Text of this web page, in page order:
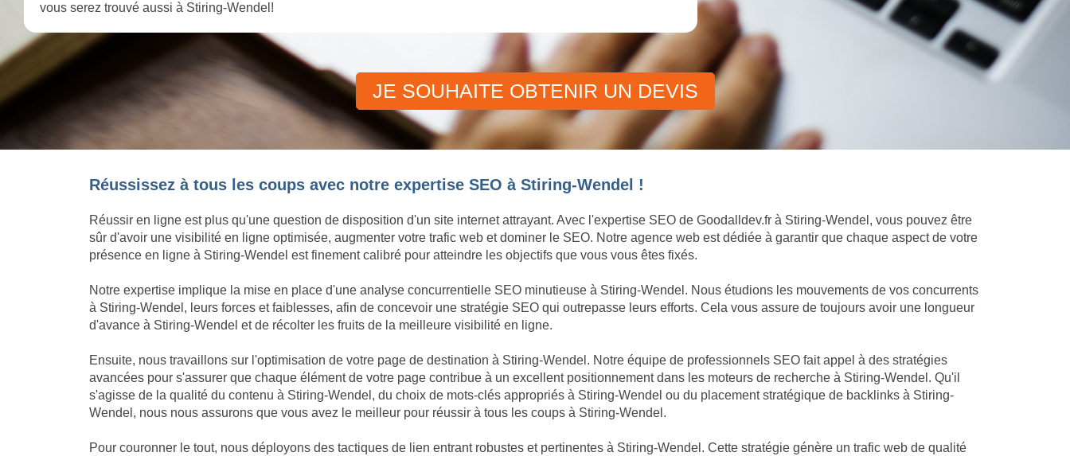
vous serez trouvé aussi à Stiring-Wendel!
JE SOUHAITE OBTENIR UN DEVIS
Réussissez à tous les coups avec notre expertise SEO à Stiring-Wendel !
Réussir en ligne est plus qu'une question de disposition d'un site internet attrayant. Avec l'expertise SEO de Goodalldev.fr à Stiring-Wendel, vous pouvez être
sûr d'avoir une visibilité en ligne optimisée, augmenter votre trafic web et dominer le SEO. Notre agence web est dédiée à garantir que chaque aspect de votre
présence en ligne à Stiring-Wendel est finement calibré pour atteindre les objectifs que vous vous êtes fixés.
Notre expertise implique la mise en place d'une analyse concurrentielle SEO minutieuse à Stiring-Wendel. Nous étudions les mouvements de vos concurrents
à Stiring-Wendel, leurs forces et faiblesses, afin de concevoir une stratégie SEO qui outrepasse leurs efforts. Cela vous assure de toujours avoir une longueur
d'avance à Stiring-Wendel et de récolter les fruits de la meilleure visibilité en ligne.
Ensuite, nous travaillons sur l'optimisation de votre page de destination à Stiring-Wendel. Notre équipe de professionnels SEO fait appel à des stratégies
avancées pour s'assurer que chaque élément de votre page contribue à un excellent positionnement dans les moteurs de recherche à Stiring-Wendel. Qu'il
s'agisse de la qualité du contenu à Stiring-Wendel, du choix de mots-clés appropriés à Stiring-Wendel ou du placement stratégique de backlinks à Stiring-
Wendel, nous nous assurons que vous avez le meilleur pour réussir à tous les coups à Stiring-Wendel.
Pour couronner le tout, nous déployons des tactiques de lien entrant robustes et pertinentes à Stiring-Wendel. Cette stratégie génère un trafic web de qualité